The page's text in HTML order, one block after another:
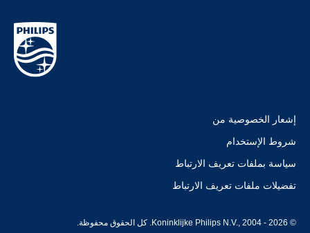
إشعار الخصوصية من
شروط الإستخدام
سياسة بملفات تعريف الارتباط
تفضيلات ملفات تعريف الارتباط
© Koninklijke Philips N.V., 2004 - 2026. كل الحقوق محفوظة.